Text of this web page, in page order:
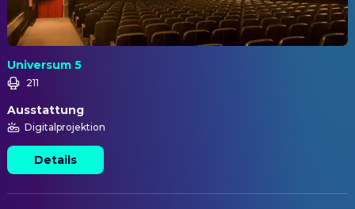
Universum 5
211
Ausstattung
Digitalprojektion
Details